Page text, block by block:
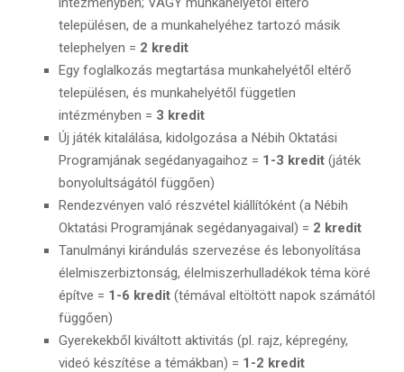
településen, de a munkahelyéhez tartozó másik
telephelyen = 2 kredit
Egy foglalkozás megtartása munkahelyétől eltérő
településen, és munkahelyétől független
intézményben = 3 kredit
Új játék kitalálása, kidolgozása a Nébih Oktatási
Programjának segédanyagaihoz = 1-3 kredit (játék
bonyolultságától függően)
Rendezvényen való részvétel kiállítóként (a Nébih
Oktatási Programjának segédanyagaival) = 2 kredit
Tanulmányi kirándulás szervezése és lebonyolítása
élelmiszerbiztonság, élelmiszerhulladékok téma köré
építve = 1-6 kredit (témával eltöltött napok számától
függően)
Gyerekekből kiváltott aktivitás (pl. rajz, képregény,
videó készítése a témákban) = 1-2 kredit